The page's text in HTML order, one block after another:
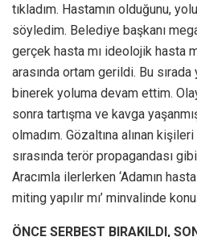
tıkladım. Hastamın olduğunu,
söyledim. Belediye başkanı
gerçek hasta mı ideolojik hasta
arasında ortam gerildi. Bu sırada
binerek yoluma devam ettim.
sonra tartışma ve kavga
olmadım. Gözaltına alınan kişileri
sırasında terör propagandası
Aracımla ilerlerken ‘Adamın
miting yapılır mı’ minvalinde
ÖNCE SERBEST BIRAKILDI,